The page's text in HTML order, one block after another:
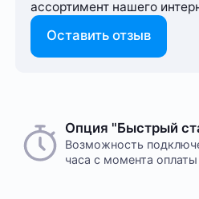
ассортимент нашего
Оставить отзыв
Опция "Быстрый
Возможность
часа с момента оплаты